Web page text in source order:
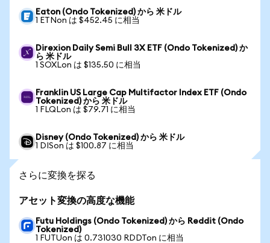
Eaton (Ondo Tokenized) から 米ドル
1 ETNon は $452.45 に相当
Direxion Daily Semi Bull 3X ETF (Ondo Tokenized) か
ら 米ドル
1 SOXLon は $135.50 に相当
Franklin US Large Cap Multifactor Index ETF (Ondo
Tokenized) から 米ドル
1 FLQLon は $79.71 に相当
Disney (Ondo Tokenized) から 米ドル
1 DISon は $100.87 に相当
さらに変換を探る
アセット変換の高度な機能
Futu Holdings (Ondo Tokenized) から Reddit (Ondo
Tokenized)
1 FUTUon は 0.731030 RDDTon に相当